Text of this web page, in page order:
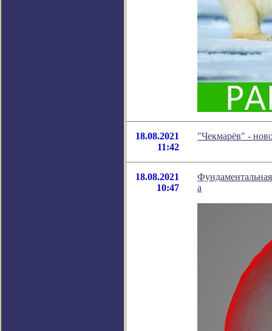
18.08.2021
11:42
"Чекмарёв" -
18.08.2021
10:47
а